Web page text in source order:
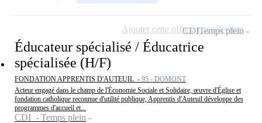
Éducateur spécialisé / Éducatrice
spécialisée (H/F)
FONDATION APPRENTIS D'AUTEUIL - 95 - DOMONT
Acteur engagé dans le champ de l'Économie Sociale et Solidaire, œuvre d'Église et
fondation catholique reconnue d'utilité publique, Apprentis d'Auteuil développe des
programmes d'accueil et...
CDI - Temps plein
CDITemps plein
Ajouter cette offre à ma sélection